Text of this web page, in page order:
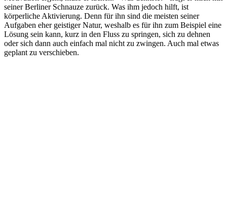
seiner Berliner Schnauze zurück. Was ihm jedoch hilft, ist
körperliche Aktivierung. Denn für ihn sind die meisten seiner
Aufgaben eher geistiger Natur, weshalb es für ihn zum Beispiel eine
Lösung sein kann, kurz in den Fluss zu springen, sich zu dehnen
oder sich dann auch einfach mal nicht zu zwingen. Auch mal etwas
geplant zu verschieben.